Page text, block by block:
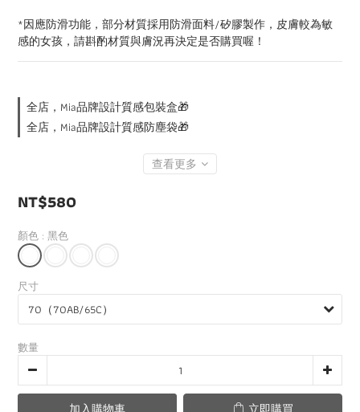
*因應防滑功能，部分材質採用防滑面料/矽膠製作，皮膚較為敏
感的女孩，請斟酌材質與膚況再決定是否購買喔！
全店，Mia品牌設計質感包裝盒🎁
全店，Mia品牌設計質感防塵袋🎁
查看更多
NT$580
顏色 : 黑色
尺寸
數量